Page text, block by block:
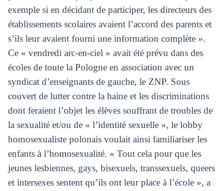
exemple si en décidant de participer, les directeurs des
établissements scolaires avaient l’accord des parents et
s’ils leur avaient fourni une information complète ».
Ce « vendredi arc-en-ciel » avait été prévu dans des
écoles de toute la Pologne en association avec un
syndicat d’enseignants de gauche, le ZNP. Sous
couvert de lutter contre la haine et les discriminations
dont feraient l’objet les élèves souffrant de troubles de
la sexualité et/ou de « l’identité sexuelle », le lobby
homosexualiste polonais voulait ainsi familiariser les
enfants à l’homosexualité. « Tout cela pour que les
jeunes lesbiennes, gays, bisexuels, transsexuels, queers
et intersexes sentent qu’ils ont leur place à l’école », a